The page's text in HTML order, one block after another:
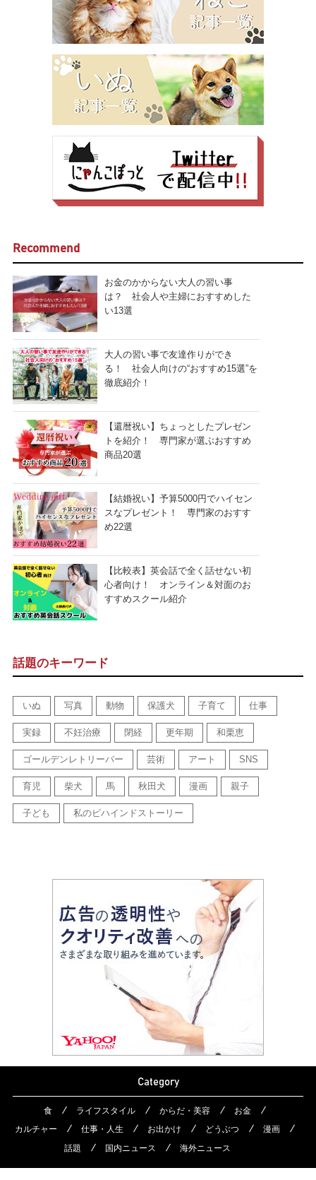
Recommend
お金のかからない大人の習い事
は？ 社会人や主婦におすすめした
い13選
大人の習い事で友達作りができ
る！ 社会人向けの“おすすめ15選”を
徹底紹介！
【還暦祝い】ちょっとしたプレゼン
トを紹介！ 専門家が選ぶおすすめ
商品20選
【結婚祝い】予算5000円でハイセン
スなプレゼント！ 専門家のおすす
め22選
【比較表】英会話で全く話せない初
心者向け！ オンライン＆対面のお
すすめスクール紹介
話題のキーワード
いぬ 写真 動物 保護犬 子育て 仕事
実録 不妊治療 閉経 更年期 和栗恵
ゴールデンレトリーバー 芸術 アート SNS
育児 柴犬 馬 秋田犬 漫画 親子
子ども 私のビハインドストーリー
Category
食 ライフスタイル からだ・美容
お金
カルチャー
仕事・人生 お出かけ どうぶつ
漫画
話題
国内ニュース 海外ニュース